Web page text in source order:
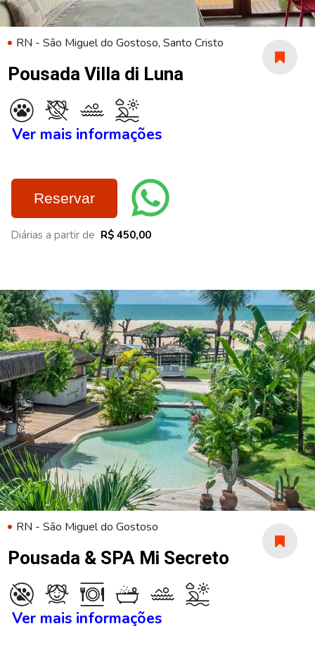
RN - São Miguel do Gostoso, Santo Cristo
Pousada Villa di Luna
Ver mais informações
Reservar
Diárias a partir de R$ 450,00
RN - São Miguel do Gostoso
Pousada & SPA Mi Secreto
Ver mais informações